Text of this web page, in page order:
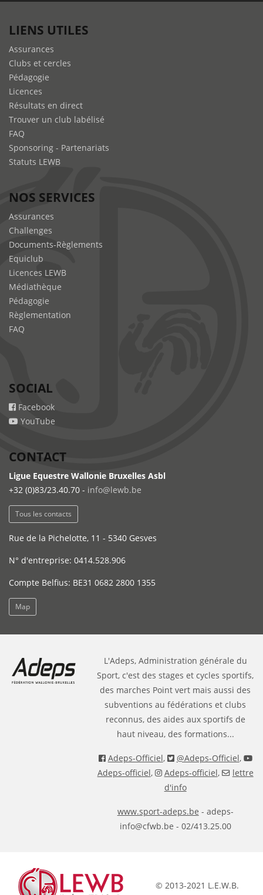
LIENS UTILES
Assurances
Clubs et cercles
Pédagogie
Licences
Résultats en direct
Trouver un club labélisé
FAQ
Sponsoring - Partenariats
Statuts LEWB
NOS SERVICES
Assurances
Challenges
Documents-Règlements
Equiclub
Licences LEWB
Médiathèque
Pédagogie
Règlementation
FAQ
SOCIAL
Facebook
YouTube
CONTACT
Ligue Equestre Wallonie Bruxelles Asbl
+32 (0)83/23.40.70 - info@lewb.be
Tous les contacts
Rue de la Pichelotte, 11 - 5340 Gesves
N° d'entreprise: 0414.528.906
Compte Belfius: BE31 0682 2800 1355
Map
L'Adeps, Administration générale du
Sport, c'est des stages et cycles sportifs,
des marches Point vert mais aussi des
subventions au fédérations et clubs
reconnus, des aides aux sportifs de
haut niveau, des formations...
Adeps-Officiel, @Adeps-Officiel,
Adeps-officiel, Adeps-officiel,
lettre
d'info
www.sport-adeps.be - adeps-
info@cfwb.be - 02/413.25.00
© 2013-2021 L.E.W.B.